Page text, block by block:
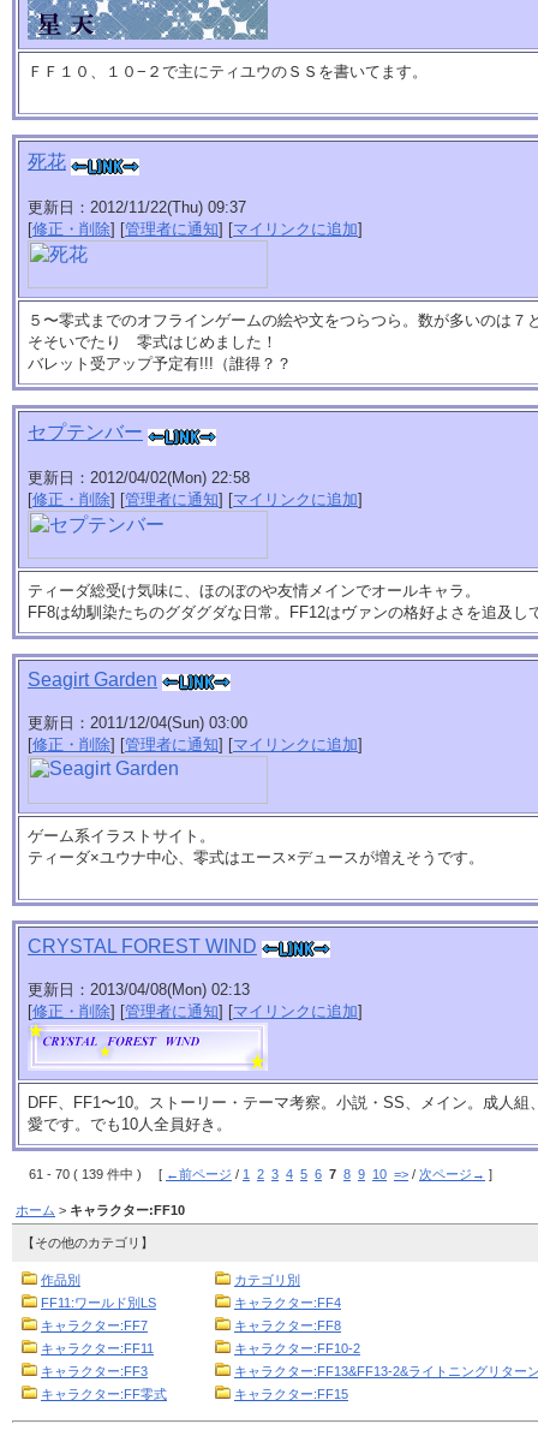
ＦＦ１０、１０−２で主にティユウのＳＳを書いてます。
死花
更新日：2012/11/22(Thu) 09:37
[修正・削除] [管理者に通知] [マイリンクに追加]
５〜零式までのオフラインゲームの絵や文をつらつら。数が多いのは７
そそいでたり 零式はじめました！
バレット受アップ予定有!!!（誰得？？
セプテンバー
更新日：2012/04/02(Mon) 22:58
[修正・削除] [管理者に通知] [マイリンクに追加]
ティーダ総受け気味に、ほのぼのや友情メインでオールキャラ。
FF8は幼馴染たちのグダグダな日常。FF12はヴァンの格好よさを追及し
Seagirt Garden
更新日：2011/12/04(Sun) 03:00
[修正・削除] [管理者に通知] [マイリンクに追加]
ゲーム系イラストサイト。
ティーダ×ユウナ中心、零式はエース×デュースが増えそうです。
CRYSTAL FOREST WIND
更新日：2013/04/08(Mon) 02:13
[修正・削除] [管理者に通知] [マイリンクに追加]
DFF、FF1〜10。ストーリー・テーマ考察。小説・SS、メイン。成人
愛です。でも10人全員好き。
61 - 70 ( 139 件中 ) [ ←前ページ / 1 2 3 4 5 6 7 8 9 10 => / 次ページ→ ]
ホーム > キャラクター:FF10
【その他のカテゴリ】
作品別
カテゴリ別
FF11:ワールド別LS
キャラクター:FF4
キャラクター:FF7
キャラクター:FF8
キャラクター:FF11
キャラクター:FF10-2
キャラクター:FF3
キャラクター:FF13&FF13-2&ライトニングリター
キャラクター:FF零式
キャラクター:FF15